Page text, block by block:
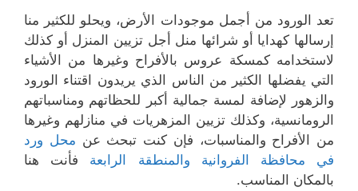
تعد الورود من أجمل موجودات الأرض، ويحلو للكثير منا
إرسالها كهدايا أو شرائها منل أجل تزيين المنزل أو كذلك
لاستخدامه كمسكة عروس بالأفراح وغيرها من الأشياء
التي يفضلها الكثير من الناس الذي يريدون اقتناء الورود
والزهور لإضافة لمسة جمالية أكبر للحظاتهم ومناسباتهم
الرومانسية، وكذلك تزيين المزهريات في منازلهم وغيرها
من الأفراح والمناسبات، فإن كنت تبحث عن محل ورد
في محافظة الفروانية والمنطقة الرابعة فأنت هنا
بالمكان المناسب.